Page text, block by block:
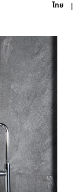
ไทย